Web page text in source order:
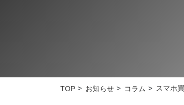
TOP お知らせ コラム スマホ